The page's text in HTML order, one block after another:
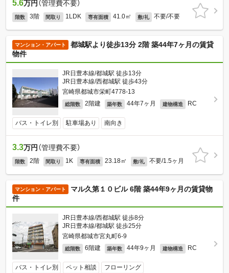
5.6万円 （管理費不要）
階数 3階 間取り 1LDK 専有面積 41.0㎡ 敷/礼 不要/不要
マンション・アパート
都城駅より徒歩13分 2階 築44年7ヶ月の賃貸
物件
JR日豊本線/都城駅 徒歩13分
JR日豊本線/西都城駅 徒歩43分
宮崎県都城市栄町4778-13
総階数 2階建 築年数 44年7ヶ月 建物構造 RC
バス・トイレ別 駐車場あり 南向き
3.3万円 （管理費不要）
階数 2階 間取り 1K 専有面積 23.18㎡ 敷/礼 不要/1.5ヶ月
マンション・アパート
マル久第１０ビル 6階 築44年9ヶ月の賃貸物
件
JR日豊本線/西都城駅 徒歩8分
JR日豊本線/都城駅 徒歩25分
宮崎県都城市宮丸町6-9
総階数 6階建 築年数 44年9ヶ月 建物構造 RC
バス・トイレ別 ペット相談 フローリング